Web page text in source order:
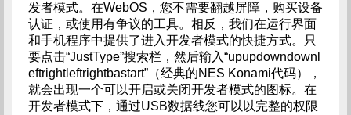
发者模式。在WebOS，您不需要翻越屏障，购买设备
认证，或使用有争议的工具。相反，我们在运行界面
和手机程序中提供了进入开发者模式的快捷方式。只
要点击“JustType”搜索栏，然后输入“upupdowndownl
eftrightleftrightbastart”（经典的NES Konami代码），
就会出现一个可以开启或关闭开发者模式的图标。在
开发者模式下，通过USB数据线您可以以完整的权限